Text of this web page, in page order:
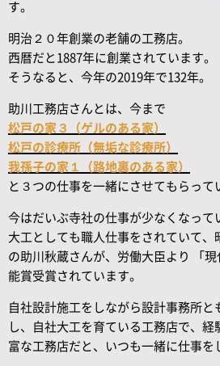
す。
明治２０年創業の老舗の工務店。
西暦だと1887年に創業されています。
そうなると、今年の2019年で132年。
助川工務店さんとは、今まで
松戸の家３（ゲルのある家）
松戸の診療所（無垢な診療所）
我孫子の家１（路地裏のある家）
と３つの仕事を一緒にさせてもらって
今はだいぶ寺社の仕事が少なくなって
大工としても職人仕事をされていて、
の助川秋蔵さんが、労働大臣より 「
能賞受賞されています。
自社設計施工をしながら設計事務所と
し、自社大工を育ている工務店で、経
富な工務店だと、いつも一緒に仕事を